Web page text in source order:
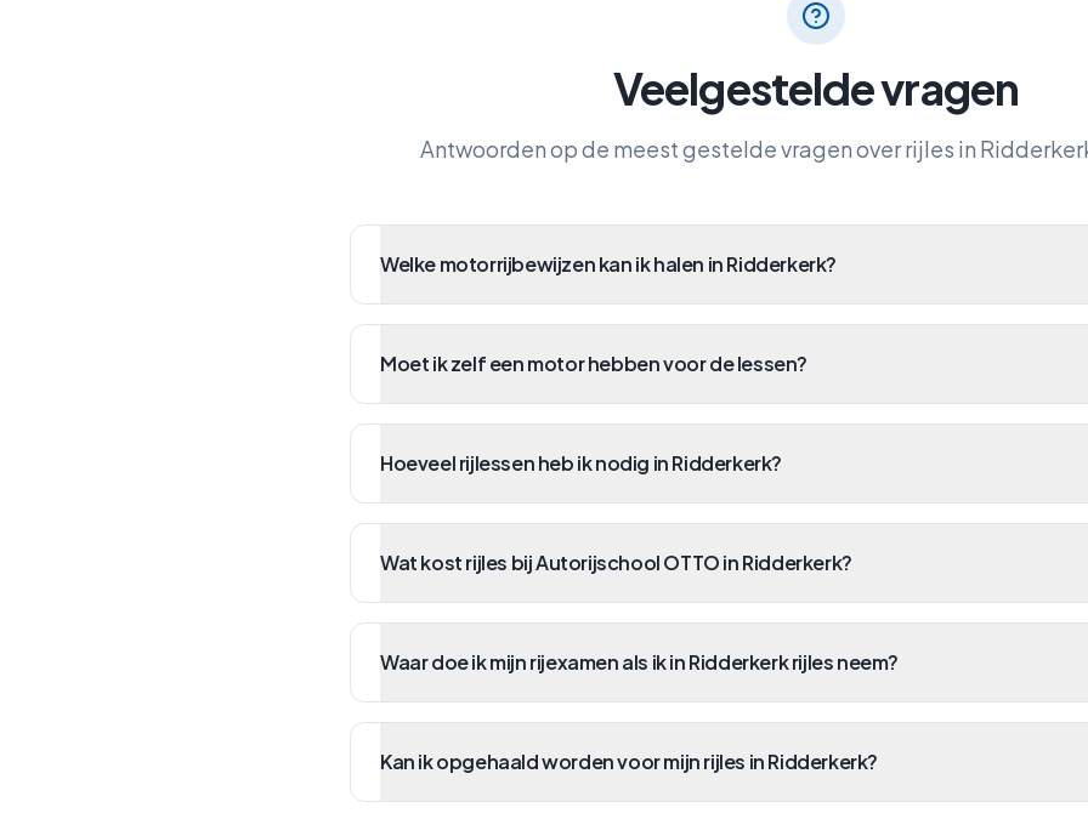
Wat kost rijles bij Autorijschool OTTO in Ridderkerk?
Waar doe ik mijn rijexamen als ik in Ridderkerk rijles neem?
Kan ik opgehaald worden voor mijn rijles in Ridderkerk?
Bieden jullie ook rijlessen met automaat aan?
Stel je vraag